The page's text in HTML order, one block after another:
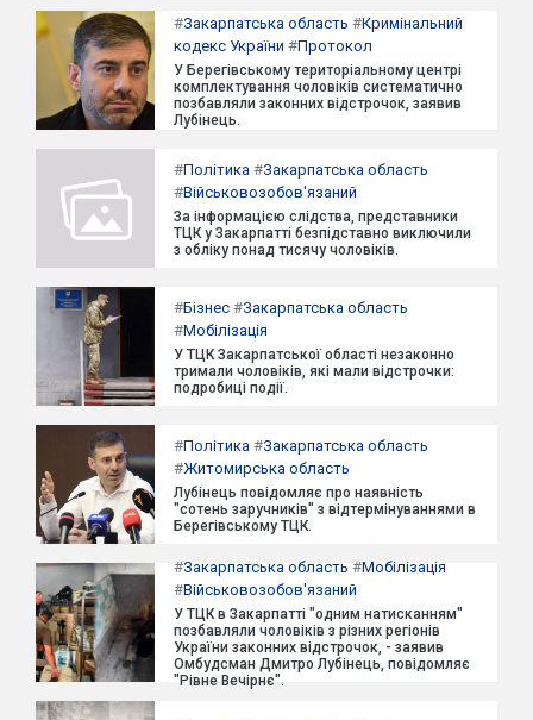
#Закарпатська область #Кримінальний
кодекс України #Протокол
У Берегівському територіальному центрі
комплектування чоловіків систематично
позбавляли законних відстрочок, заявив
Лубінець.
#Політика #Закарпатська область
#Військовозобов'язаний
За інформацією слідства, представники
ТЦК у Закарпатті безпідставно виключили
з обліку понад тисячу чоловіків.
#Бізнес #Закарпатська область
#Мобілізація
У ТЦК Закарпатської області незаконно
тримали чоловіків, які мали відстрочки:
подробиці події.
#Політика #Закарпатська область
#Житомирська область
Лубінець повідомляє про наявність
"сотень заручників" з відтермінуваннями в
Берегівському ТЦК.
#Закарпатська область #Мобілізація
#Військовозобов'язаний
У ТЦК в Закарпатті "одним натисканням"
позбавляли чоловіків з різних регіонів
України законних відстрочок, - заявив
Омбудсман Дмитро Лубінець, повідомляє
"Рівне Вечірнє".